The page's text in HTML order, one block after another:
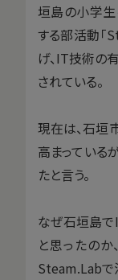
垣島の小学生
する部活動「
げ、IT技術の
されている。
現在は、石垣
高まっている
たと言う。
なぜ石垣島
と思ったのか
Steam.Labで